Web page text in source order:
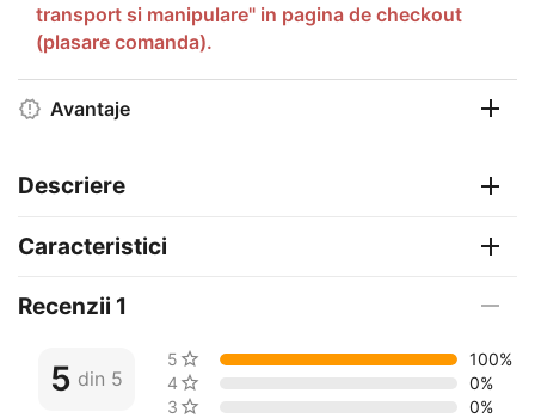
transport si manipulare" in pagina de checkout
(plasare comanda).
Avantaje
Descriere
Caracteristici
Recenzii 1
5 din 5
5 stele
100%
4 stele
0%
3 stele
0%